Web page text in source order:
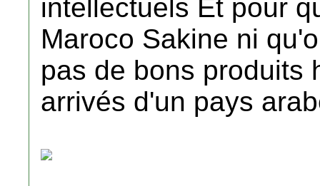
intellectuels Et pour
Maroco Sakine ni
pas de bons produits
arrivés d'un pays